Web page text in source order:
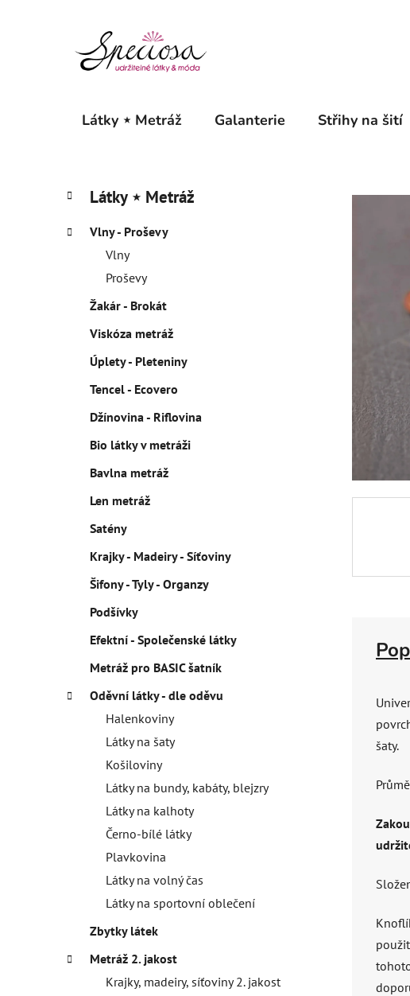
Látky ⋆ Metráž Galanterie Střihy na šití
P
o
s
kategorie
K
a
e
Látky ⋆ Metráž
Vlny - Proševy
Vlny
Proševy
Žakár - Brokát
Viskóza metráž
Úplety - Pleteniny
Tencel - Ecovero
Džínovina - Riflovina
Bio látky v metráži
Bavlna metráž
Len metráž
Satény
Krajky - Madeiry - Síťoviny
Šifony - Tyly - Organzy
Podšívky
Efektní - Společenské látky
Metráž pro BASIC šatník
Oděvní látky - dle oděvu
Halenkoviny
Látky na šaty
Košiloviny
Látky na bundy, kabáty, blejzry
Látky na kalhoty
Černo-bílé látky
Plavkovina
Látky na volný čas
Látky na sportovní oblečení
Zbytky látek
Metráž 2. jakost
Krajky, madeiry, síťoviny 2. jakost
šaty.